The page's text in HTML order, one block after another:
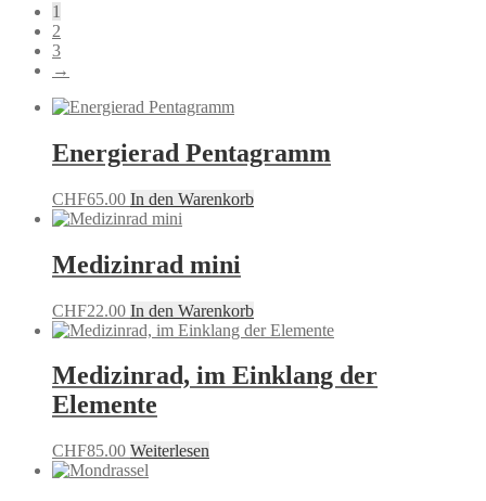
1
2
3
→
Energierad Pentagramm
CHF65.00 In den Warenkorb
Medizinrad mini
CHF22.00 In den Warenkorb
Medizinrad, im Einklang der
Elemente
CHF85.00 Weiterlesen